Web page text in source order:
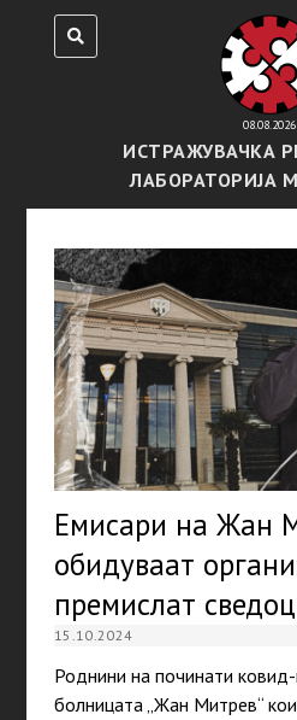
08.08.2026
ИСТРАЖУВАЧКА
ЛАБОРАТОРИЈА
Емисари на Жан
обидуваат
премислат
15.10.2024
Роднини на починати
болницата „Жан Митрев“